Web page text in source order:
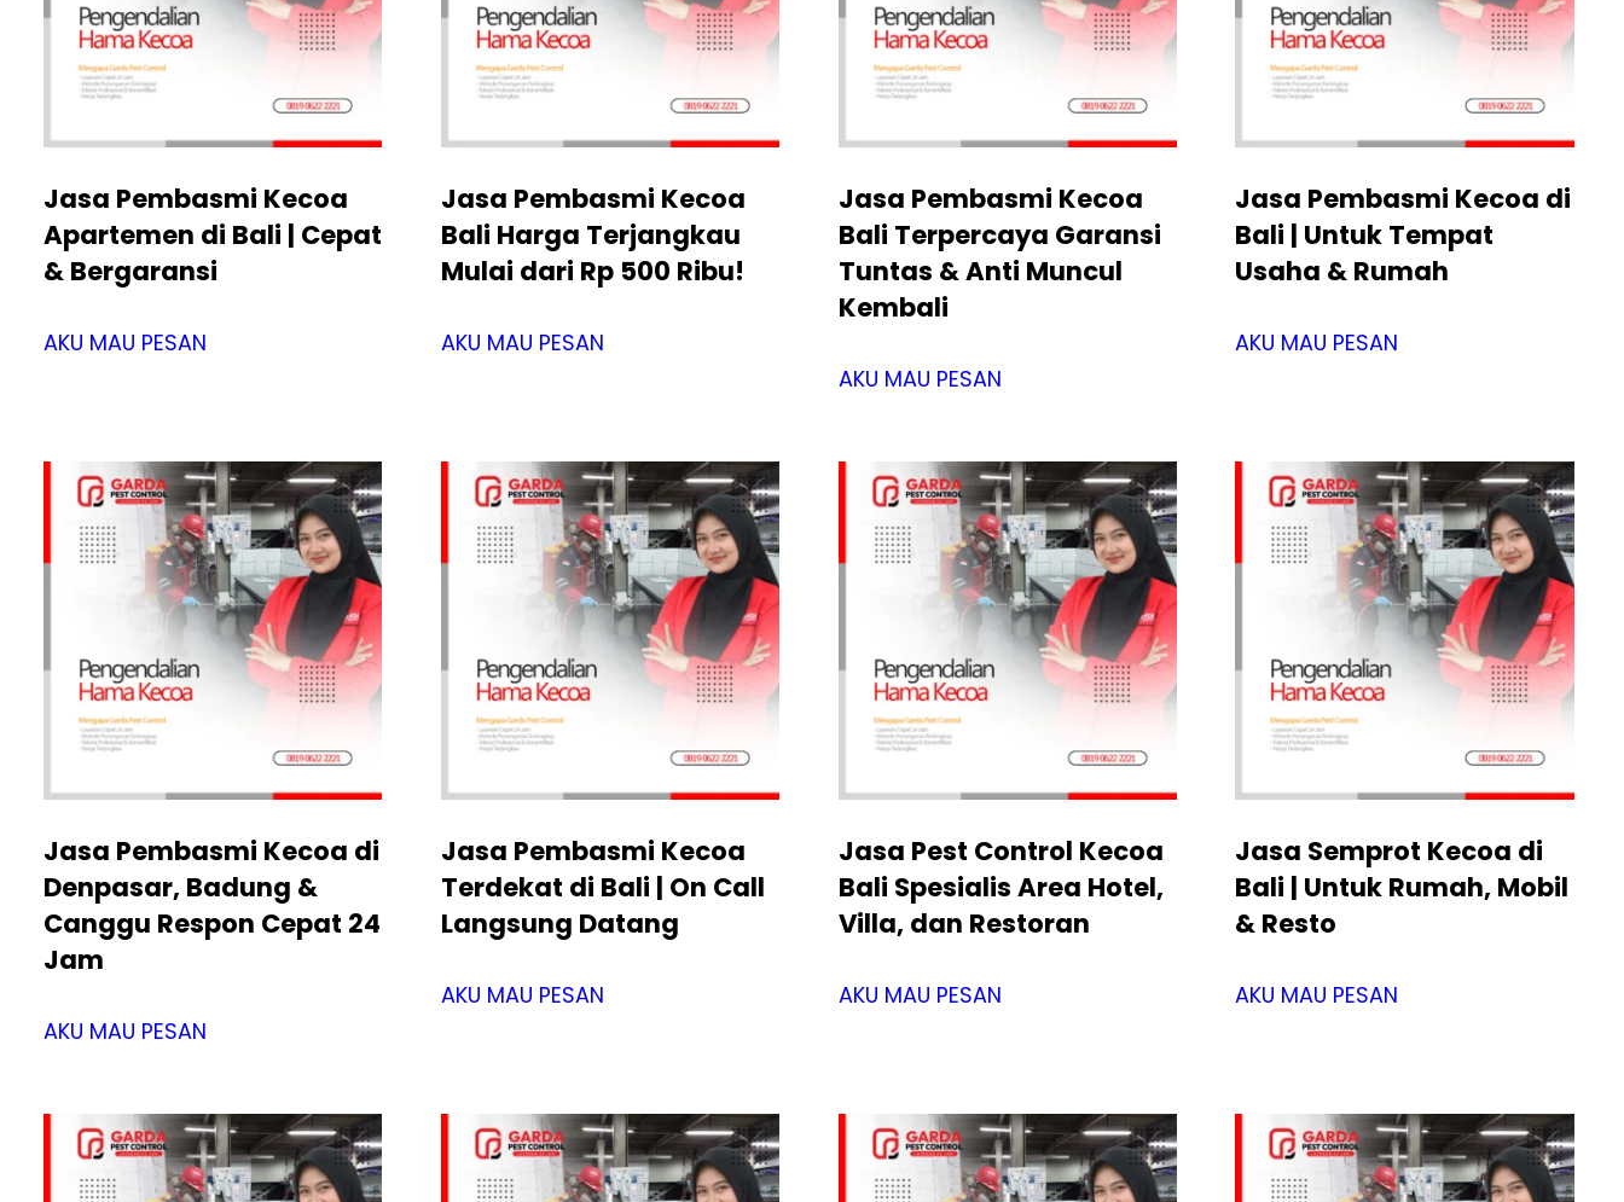
Jasa Pembasmi Kecoa
Apartemen di Bali | Cepat
& Bergaransi
AKU MAU PESAN
Jasa Pembasmi Kecoa
Bali Harga Terjangkau
Mulai dari Rp 500 Ribu!
AKU MAU PESAN
Jasa Pembasmi Kecoa
Bali Terpercaya Garansi
Tuntas & Anti Muncul
Kembali
AKU MAU PESAN
Jasa Pembasmi Kecoa di
Bali | Untuk Tempat
Usaha & Rumah
AKU MAU PESAN
Jasa Pembasmi Kecoa di
Denpasar, Badung &
Canggu Respon Cepat 24
Jam
AKU MAU PESAN
Jasa Pembasmi Kecoa
Terdekat di Bali | On Call
Langsung Datang
AKU MAU PESAN
Jasa Pest Control Kecoa
Bali Spesialis Area Hotel,
Villa, dan Restoran
AKU MAU PESAN
Jasa Semprot Kecoa di
Bali | Untuk Rumah, Mobil
& Resto
AKU MAU PESAN